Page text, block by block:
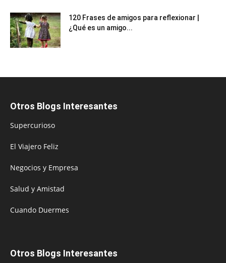
120 Frases de amigos para reflexionar |
¿Qué es un amigo...
Otros Blogs Interesantes
Supercurioso
El Viajero Feliz
Negocios y Empresa
Salud y Amistad
Cuando Duermes
Otros Blogs Interesantes